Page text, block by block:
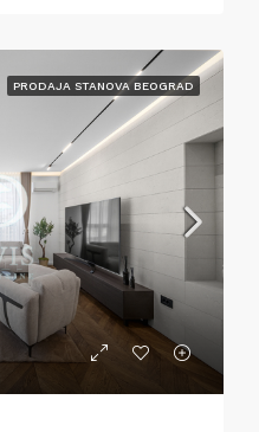
PRODAJA STANOVA BEOGRAD